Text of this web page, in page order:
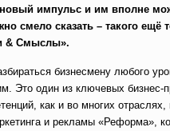
новый импульс и им вполне
смело сказать – такого
& Смыслы».
бизнесмену любого
Это один из ключевых бизнес-
как и во многих
и рекламы «Реформа»,